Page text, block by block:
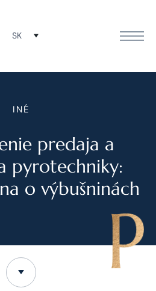
SK
INÉ
predaja a
pyrotechniky:
o výbušninách